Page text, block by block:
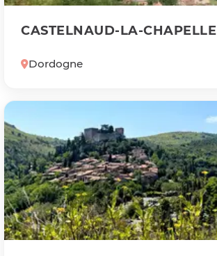
CASTELNAUD-LA-CHAPELLE
Dordogne